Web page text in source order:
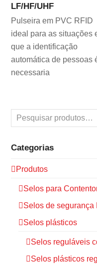
LF/HF/UHF
Pulseira em PVC RFID
ideal para as situações
que a identificação
automática de pessoas
necessaria
Categorias
Produtos
Selos para
Selos de segurança
Selos plásticos
Selos reguláveis
Selos plásticos